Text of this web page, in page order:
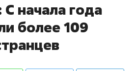
начала года
более 109